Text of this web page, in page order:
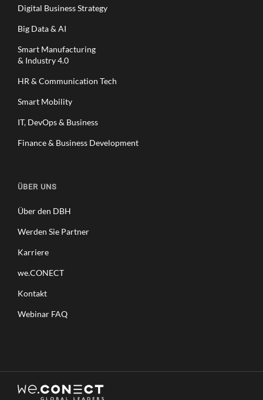
Digital Business Strategy
Big Data & AI
Smart Manufacturing
& Industry 4.0
HR & Communication Tech
Smart Mobility
IT, DevOps & Business
Finance & Business Development
ÜBER UNS
Über den DBH
Werden Sie Partner
Karriere
we.CONECT
Kontakt
Webinar FAQ